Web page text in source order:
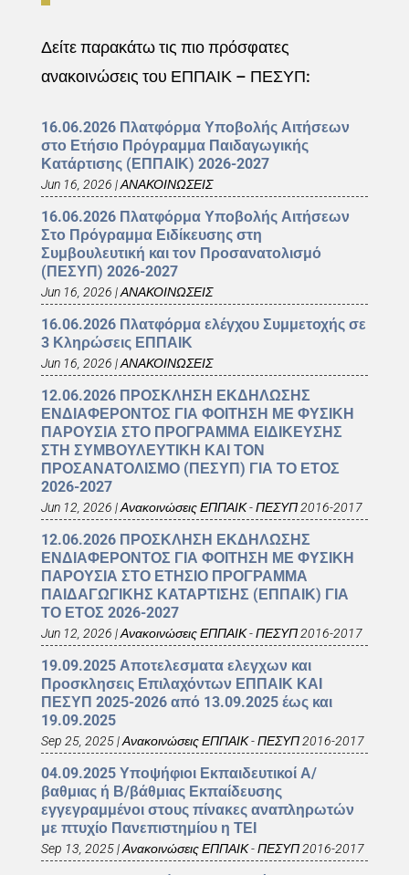
Δείτε παρακάτω τις πιο πρόσφατες
ανακοινώσεις του ΕΠΠΑΙΚ – ΠΕΣΥΠ:
16.06.2026 Πλατφόρμα Υποβολής Αιτήσεων
στο Ετήσιο Πρόγραμμα Παιδαγωγικής
Κατάρτισης (ΕΠΠΑΙΚ) 2026-2027
Jun 16, 2026 |ΑΝΑΚΟΙΝΩΣΕΙΣ
16.06.2026 Πλατφόρμα Υποβολής Αιτήσεων
Στο Πρόγραμμα Ειδίκευσης στη
Συμβουλευτική και τον Προσανατολισμό
(ΠΕΣΥΠ) 2026-2027
Jun 16, 2026 |ΑΝΑΚΟΙΝΩΣΕΙΣ
16.06.2026 Πλατφόρμα ελέγχου Συμμετοχής σε
3 Κληρώσεις ΕΠΠΑΙΚ
Jun 16, 2026 |ΑΝΑΚΟΙΝΩΣΕΙΣ
12.06.2026 ΠΡΟΣΚΛΗΣΗ ΕΚΔΗΛΩΣΗΣ
ΕΝΔΙΑΦΕΡΟΝΤΟΣ ΓΙΑ ΦΟΙΤΗΣΗ ΜΕ ΦΥΣΙΚΗ
ΠΑΡΟΥΣΙΑ ΣΤΟ ΠΡΟΓΡΑΜΜΑ ΕΙΔΙΚΕΥΣΗΣ
ΣΤΗ ΣΥΜΒΟΥΛΕΥΤΙΚΗ ΚΑΙ ΤΟΝ
ΠΡΟΣΑΝΑΤΟΛΙΣΜΟ (ΠΕΣΥΠ) ΓΙΑ ΤΟ ΕΤΟΣ
2026-2027
Jun 12, 2026 |Ανακοινώσεις ΕΠΠΑΙΚ - ΠΕΣΥΠ 2016-2017
12.06.2026 ΠΡΟΣΚΛΗΣΗ ΕΚΔΗΛΩΣΗΣ
ΕΝΔΙΑΦΕΡΟΝΤΟΣ ΓΙΑ ΦΟΙΤΗΣΗ ΜΕ ΦΥΣΙΚΗ
ΠΑΡΟΥΣΙΑ ΣΤΟ ΕΤΗΣΙΟ ΠΡΟΓΡΑΜΜΑ
ΠΑΙΔΑΓΩΓΙΚΗΣ ΚΑΤΑΡΤΙΣΗΣ (ΕΠΠΑΙΚ) ΓΙΑ
ΤΟ ΕΤΟΣ 2026-2027
Jun 12, 2026 |Ανακοινώσεις ΕΠΠΑΙΚ - ΠΕΣΥΠ 2016-2017
19.09.2025 Αποτελεσματα ελεγχων και
Προσκλησεις Επιλαχόντων ΕΠΠΑΙΚ ΚΑΙ
ΠΕΣΥΠ 2025-2026 από 13.09.2025 έως και
19.09.2025
Sep 25, 2025|Ανακοινώσεις ΕΠΠΑΙΚ - ΠΕΣΥΠ 2016-2017
04.09.2025 Υποψήφιοι Εκπαιδευτικοί Α/
βαθμιας ή Β/βάθμιας Εκπαίδευσης
εγγεγραμμένοι στους πίνακες αναπληρωτών
με πτυχίο Πανεπιστημίου η ΤΕΙ
Sep 13, 2025|Ανακοινώσεις ΕΠΠΑΙΚ - ΠΕΣΥΠ 2016-2017